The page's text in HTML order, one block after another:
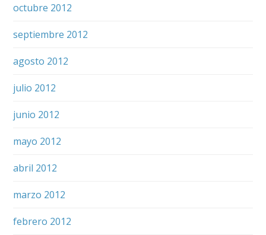
octubre 2012
septiembre 2012
agosto 2012
julio 2012
junio 2012
mayo 2012
abril 2012
marzo 2012
febrero 2012